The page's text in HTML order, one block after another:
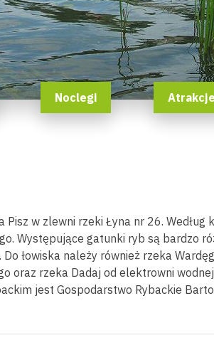
Noclegi
w zlewni rzeki Łyna nr 26. Według
Występujące gatunki ryb są bardzo
Do łowiska należy również rzeka
oraz rzeka Dadaj od elektrowni
jest Gospodarstwo Rybackie